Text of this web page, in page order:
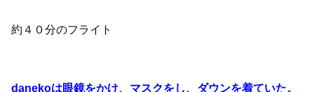
約４０分のフライト
danekoは眼鏡をかけ、マスクをし、ダウンを着ていた。